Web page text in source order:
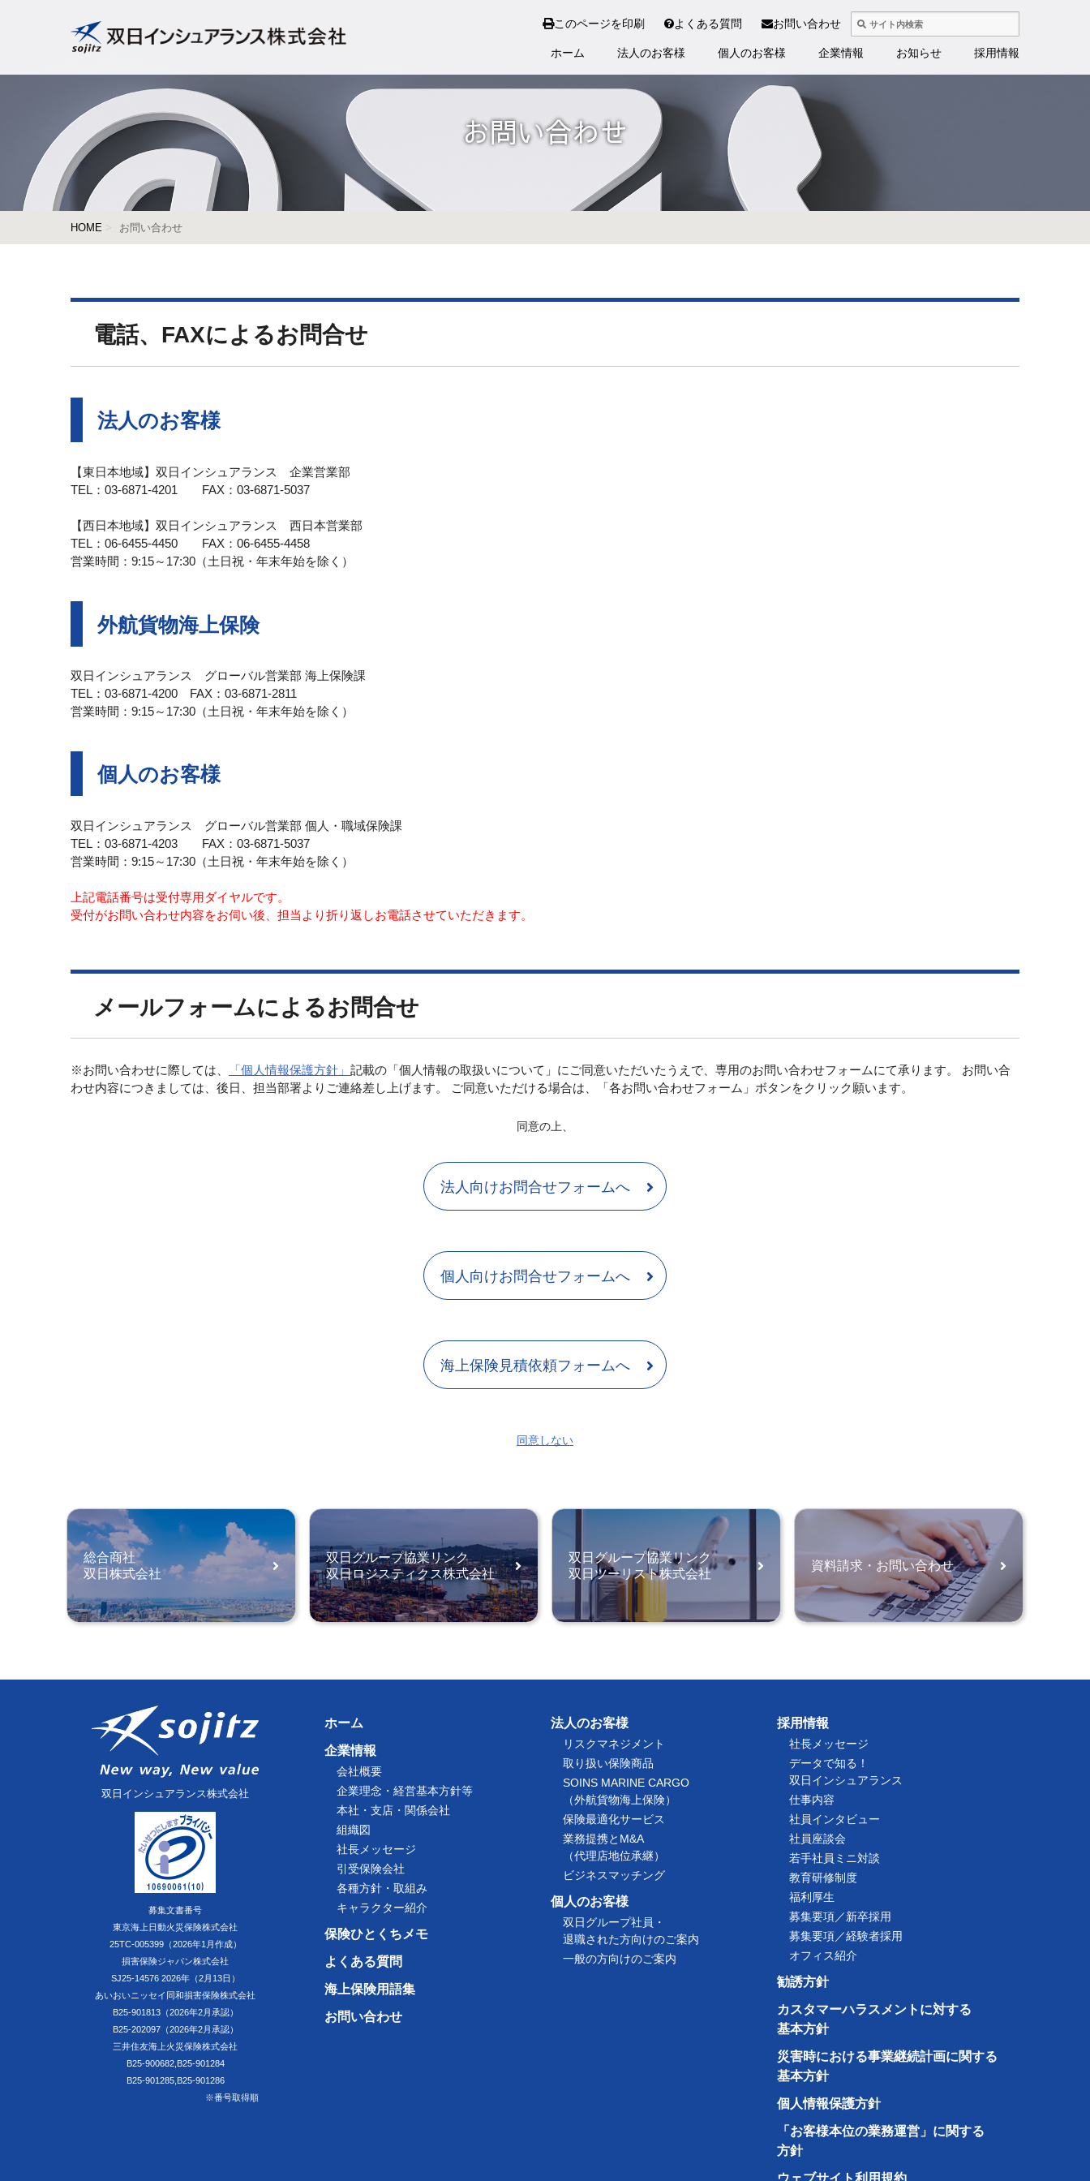
このページを印刷 よくある質問 お問い合わせ
ホーム 法人のお客様 個人のお客様 企業情報 お知らせ 採用情報
お問い合わせ
HOME お問い合わせ
電話、FAXによるお問合せ
法人のお客様
【東日本地域】双日インシュアランス 企業営業部
TEL：03-6871-4201 FAX：03-6871-5037
【西日本地域】双日インシュアランス 西日本営業部
TEL：06-6455-4450 FAX：06-6455-4458
営業時間：9:15～17:30（土日祝・年末年始を除く）
外航貨物海上保険
双日インシュアランス グローバル営業部 海上保険課
TEL：03-6871-4200 FAX：03-6871-2811
営業時間：9:15～17:30（土日祝・年末年始を除く）
個人のお客様
双日インシュアランス グローバル営業部 個人・職域保険課
TEL：03-6871-4203 FAX：03-6871-5037
営業時間：9:15～17:30（土日祝・年末年始を除く）
上記電話番号は受付専用ダイヤルです。
受付がお問い合わせ内容をお伺い後、担当より折り返しお電話させていただきます。
メールフォームによるお問合せ
※お問い合わせに際しては、 「個人情報保護方針」 記載の「個人情報の取扱いについて」にご同意いただいたうえで、専用のお問い合わせフォームにて承ります。 お問い合
わせ内容につきましては、後日、担当部署よりご連絡差し上げます。 ご同意いただける場合は、「各お問い合わせフォーム」ボタンをクリック願います。
同意の上、
法人向けお問合せフォームへ
個人向けお問合せフォームへ
海上保険見積依頼フォームへ
同意しない
総合商社
双日株式会社
双日グループ協業リンク
双日ロジスティクス株式会社
双日グループ協業リンク
双日ツーリスト株式会社
資料請求・お問い合わせ
双日インシュアランス株式会社
募集文書番号
東京海上日動火災保険株式会社
25TC-005399（2026年1月作成）
損害保険ジャパン株式会社
SJ25-14576 2026年（2月13日）
あいおいニッセイ同和損害保険株式会社
B25-901813（2026年2月承認）
B25-202097（2026年2月承認）
三井住友海上火災保険株式会社
B25-900682,B25-901284
B25-901285,B25-901286
※番号取得順
ホーム
企業情報
会社概要
企業理念・経営基本方針等
本社・支店・関係会社
組織図
社長メッセージ
引受保険会社
各種方針・取組み
キャラクター紹介
保険ひとくちメモ
よくある質問
海上保険用語集
お問い合わせ
法人のお客様
リスクマネジメント
取り扱い保険商品
SOINS MARINE CARGO
（外航貨物海上保険）
保険最適化サービス
業務提携とM&A
（代理店地位承継）
ビジネスマッチング
個人のお客様
双日グループ社員・
退職された方向けのご案内
一般の方向けのご案内
採用情報
社長メッセージ
データで知る！
双日インシュアランス
仕事内容
社員インタビュー
社員座談会
若手社員ミニ対談
教育研修制度
福利厚生
募集要項／新卒採用
募集要項／経験者採用
オフィス紹介
勧誘方針
カスタマーハラスメントに対する
基本方針
災害時における事業継続計画に関する
基本方針
個人情報保護方針
「お客様本位の業務運営」に関する
方針
ウェブサイト利用規約